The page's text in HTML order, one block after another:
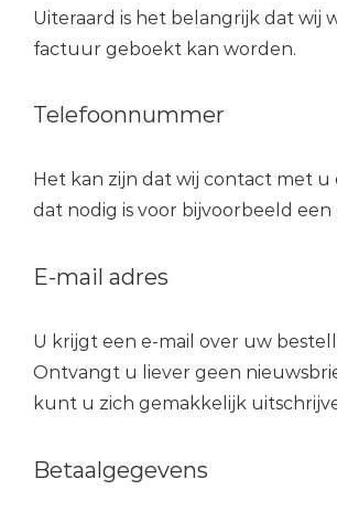
Uiteraard is het belangrijk dat wij
factuur geboekt kan worden.
Telefoonnummer
Het kan zijn dat wij contact met
dat nodig is voor bijvoorbeeld
E-mail adres
U krijgt een e-mail over uw
Ontvangt u liever geen
kunt u zich gemakkelijk
Betaalgegevens